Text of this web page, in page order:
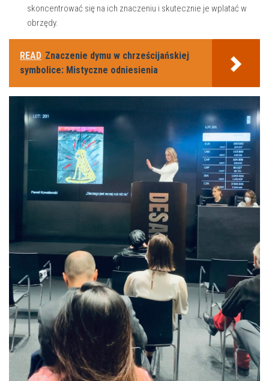
skoncentrować się na ich znaczeniu i ​skutecznie je wplatać w
obrzędy.
READ Znaczenie dymu w chrześcijańskiej
symbolice: Mistyczne odniesienia